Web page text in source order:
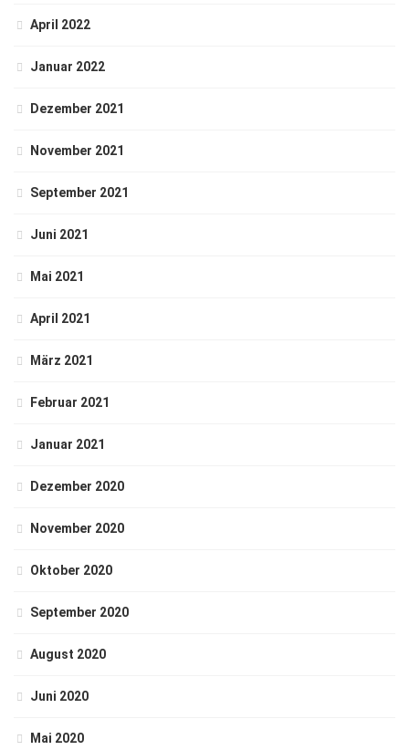
April 2022
Januar 2022
Dezember 2021
November 2021
September 2021
Juni 2021
Mai 2021
April 2021
März 2021
Februar 2021
Januar 2021
Dezember 2020
November 2020
Oktober 2020
September 2020
August 2020
Juni 2020
Mai 2020